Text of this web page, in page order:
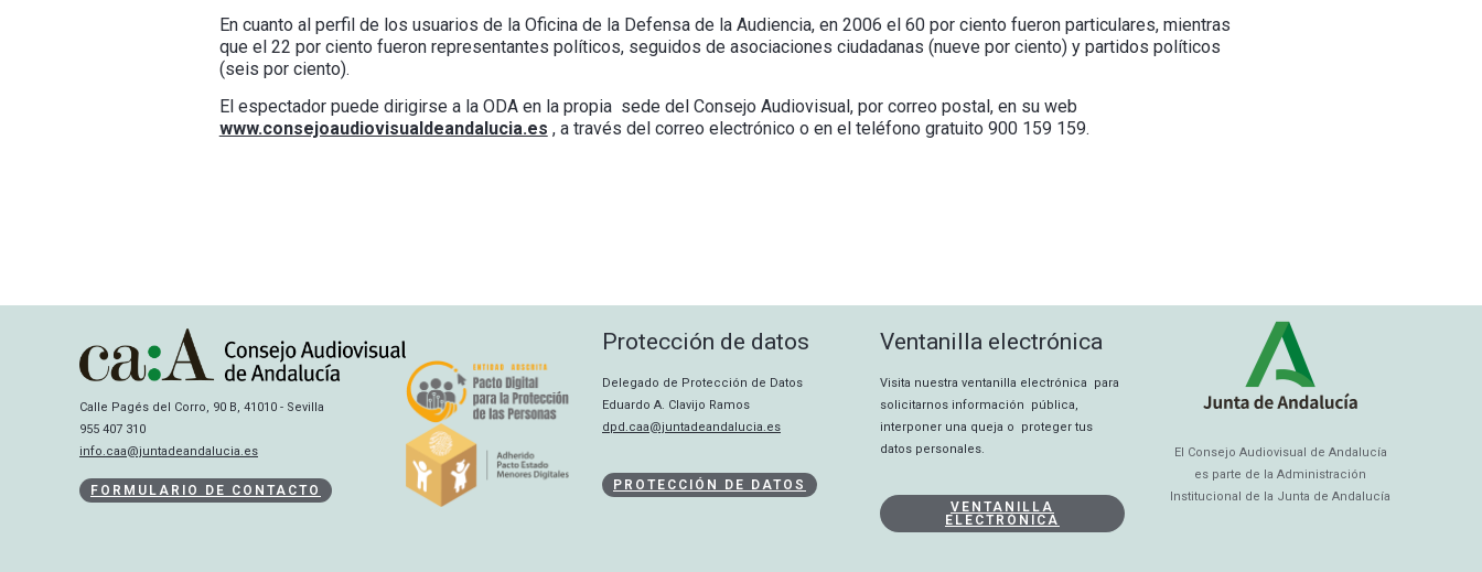
En cuanto al perfil de los usuarios de la Oficina de la Defensa de la Audiencia, en 2006 el 60 por ciento fueron particulares, mientras
que el 22 por ciento fueron representantes políticos, seguidos de asociaciones ciudadanas (nueve por ciento) y partidos políticos
(seis por ciento).
El espectador puede dirigirse a la ODA en la propia sede del Consejo Audiovisual, por correo postal, en su web
www.consejoaudiovisualdeandalucia.es , a través del correo electrónico o en el teléfono gratuito 900 159 159.
Calle Pagés del Corro, 90 B, 41010 - Sevilla
955 407 310
info.caa@juntadeandalucia.es
FORMULARIO DE CONTACTO
Protección de datos
Delegado de Protección de Datos
Eduardo A. Clavijo Ramos
dpd.caa@juntadeandalucia.es
PROTECCIÓN DE DATOS
Ventanilla electrónica
Visita nuestra ventanilla electrónica para
solicitarnos información pública,
interponer una queja o proteger tus
datos personales.
VENTANILLA
ELECTRÓNICA
El Consejo Audiovisual de Andalucía
es parte de la Administración
Institucional de la Junta de Andalucía